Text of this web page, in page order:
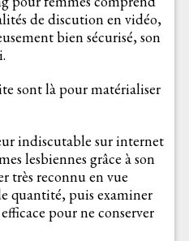
de discution en vidéo,
bien sécurisé, son
sont là pour matérialiser
indiscutable sur internet
lesbiennes grâce à son
très reconnu en vue
quantité, puis examiner
pour ne conserver